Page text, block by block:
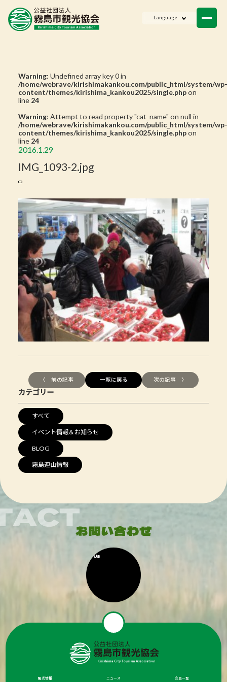
Language
Warning: Undefined array key 0 in
/home/webrave/kirishimakankou.com/public_html/system/wp-
content/themes/kirishima_kankou2025/single.phpon
line 24
Warning: Attempt to read property "cat_name" on null in
/home/webrave/kirishimakankou.com/public_html/system/wp-
content/themes/kirishima_kankou2025/single.phpon
line 24
2016.1.29
IMG_1093-2.jpg
〈 前の記事 一覧に戻る 次の記事 〉
カテゴリー
すべて
イベント情報＆お知らせ
BLOG
霧島連山情報
観光情報 ニュース 会員一覧